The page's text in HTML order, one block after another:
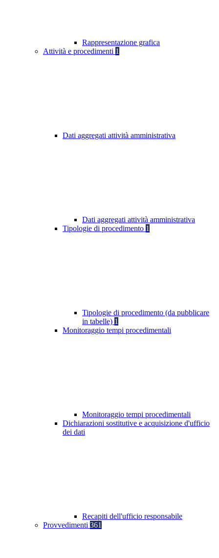
Rappresentazione grafica
Attività e procedimenti 1
Dati aggregati attività amministrativa
Dati aggregati attività amministrativa
Tipologie di procedimento 1
Tipologie di procedimento (da pubblicare
in tabelle) 1
Monitoraggio tempi procedimentali
Monitoraggio tempi procedimentali
Dichiarazioni sostitutive e acquisizione d'ufficio
dei dati
Recapiti dell'ufficio responsabile
Provvedimenti 361